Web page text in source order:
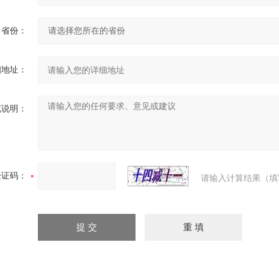
省份：
址：
明：
码： 请输入计算结果（